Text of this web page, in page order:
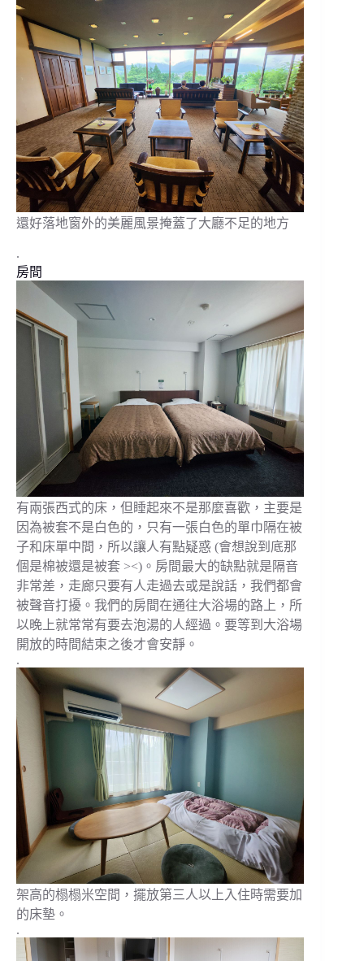
還好落地窗外的美麗風景掩蓋了大廳不足的地方
.
房間
有兩張西式的床，但睡起來不是那麼喜歡，主要是
因為被套不是白色的，只有一張白色的單巾隔在被
子和床單中間，所以讓人有點疑惑 (會想說到底那
個是棉被還是被套 ><)。房間最大的缺點就是隔音
非常差，走廊只要有人走過去或是說話，我們都會
被聲音打擾。我們的房間在通往大浴場的路上，所
以晚上就常常有要去泡湯的人經過。要等到大浴場
開放的時間結束之後才會安靜。
.
架高的榻榻米空間，擺放第三人以上入住時需要加
的床墊。
.